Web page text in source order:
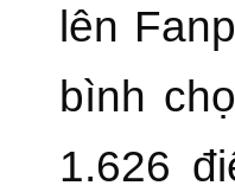
lên
bình
1.626